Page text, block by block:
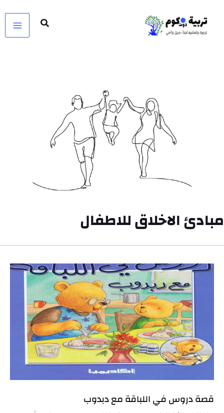
المحتوى
مبادئ الاخلاق للاطفال
قصة دروس في اللباقة مع دبدوب